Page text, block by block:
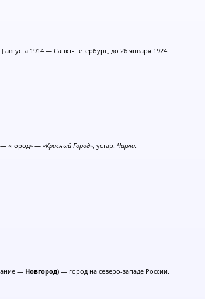
августа 1914 — Санкт-Петербург, до 26 января 1924.
— «город» — «Красный Город», устар. Чарла.
— Новгород) — город на северо-западе России.